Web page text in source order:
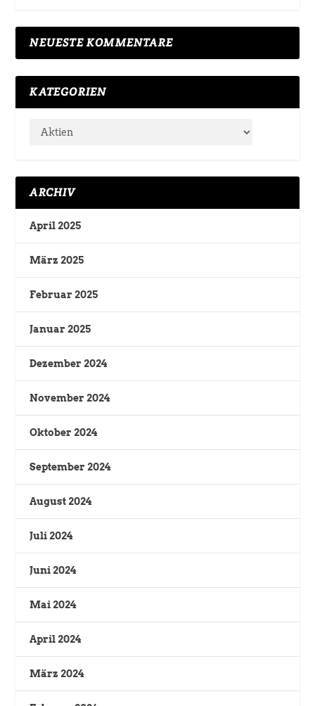
NEUESTE KOMMENTARE
KATEGORIEN
ARCHIV
April 2025
März 2025
Februar 2025
Januar 2025
Dezember 2024
November 2024
Oktober 2024
September 2024
August 2024
Juli 2024
Juni 2024
Mai 2024
April 2024
März 2024